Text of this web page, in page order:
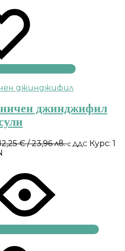
джинджифил
€/ 23,96 лв.с ДДС Курс: 1